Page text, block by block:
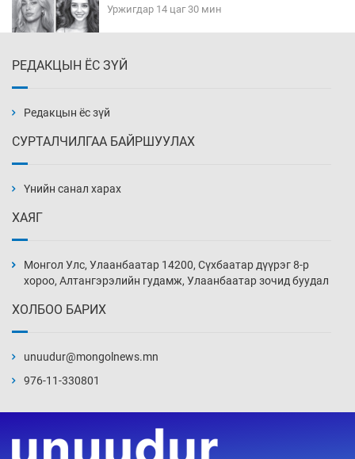
Уржигдар 14 цаг 30 мин
Уржигдар 14 цаг 00 мин
нэмэгджээ
Уржигдар 13 цаг 30 мин
Уржигдар 13 цаг 00 мин
Уржигдар 12 цаг 30 мин
РЕДАКЦЫН ЁС ЗҮЙ
Редакцын ёс зүй
СУРТАЛЧИЛГАА БАЙРШУУЛАХ
Үнийн санал харах
ХАЯГ
Монгол Улс, Улаанбаатар 14200, Сүхбаатар дүүрэг 8-р
хороо, Алтангэрэлийн гудамж, Улаанбаатар зочид буудал
ХОЛБОО БАРИХ
unuudur@mongolnews.mn
976-11-330801